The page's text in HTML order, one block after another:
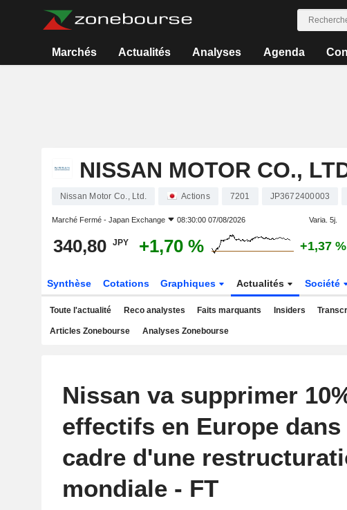
Marchés Actualités Analyses Agenda
NISSAN MOTOR CO.,
Nissan Motor Co., Ltd. Actions 7201 JP3672400003
Marché Fermé - Japan Exchange 08:30:00 07/08/2026 Varia. 5j.
340,80 JPY +1,70 % +1,37 %
Synthèse Cotations Graphiques Actualités Société
Toute l'actualité Reco analystes Faits marquants Insiders
Articles Zonebourse Analyses Zonebourse
Nissan va supprimer
effectifs en Europe dans
cadre d'une
mondiale - FT